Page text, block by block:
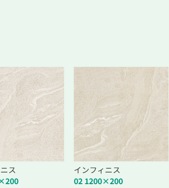
ス
インフィニス
02 1200×200